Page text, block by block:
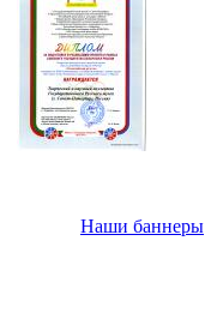
Наши баннеры